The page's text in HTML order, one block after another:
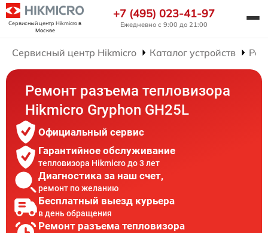
Сервисный центр Hikmicroв
Москве
+7 (495) 023-41-97
Ежедневно с 9:00 до 21:00
Сервисный центр Hikmicro Каталог устройств
Ремонт разъема тепловизора
Hikmicro Gryphon GH25L
Официальный сервис
Гарантийное обслуживание
тепловизора Hikmicro до 3 лет
Диагностика за наш счет,
ремонт по желанию
Бесплатный выезд курьера
в день обращения
Ремонт разъема тепловизора